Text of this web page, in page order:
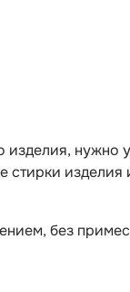
нужно
стирки
без